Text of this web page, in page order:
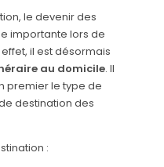
OBSÈQUES
le devenir des
importante lors de
il est désormais
au domicile. Il
premier le type de
destination des
: